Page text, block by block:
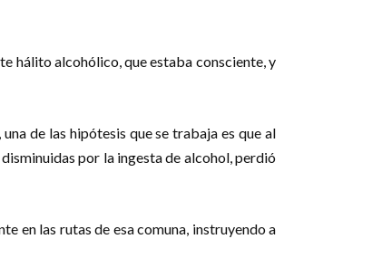
hálito alcohólico, que estaba consciente, y
de las hipótesis que se trabaja es que al
por la ingesta de alcohol, perdió
en las rutas de esa comuna, instruyendo a